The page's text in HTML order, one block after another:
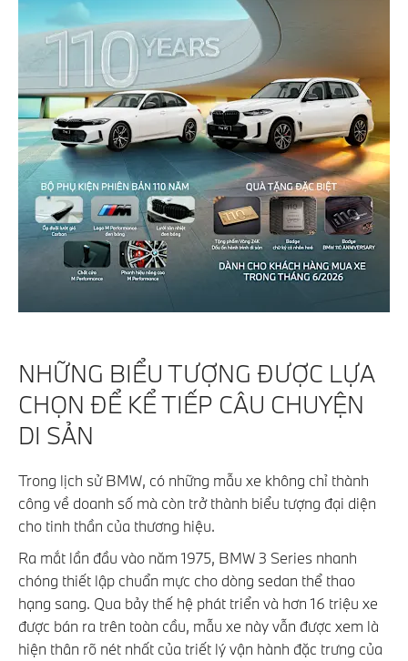
NHỮNG BIỂU TƯỢNG ĐƯỢC LỰA
CHỌN ĐỂ KỂ TIẾP CÂU CHUYỆN
DI SẢN
Trong lịch sử BMW, có những mẫu xe không chỉ thành
công về doanh số mà còn trở thành biểu tượng đại diện
cho tinh thần của thương hiệu.
Ra mắt lần đầu vào năm 1975, BMW 3 Series nhanh
chóng thiết lập chuẩn mực cho dòng sedan thể thao
hạng sang. Qua bảy thế hệ phát triển và hơn 16 triệu xe
được bán ra trên toàn cầu, mẫu xe này vẫn được xem là
hiện thân rõ nét nhất của triết lý vận hành đặc trưng của